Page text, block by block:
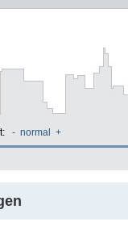
- normal +